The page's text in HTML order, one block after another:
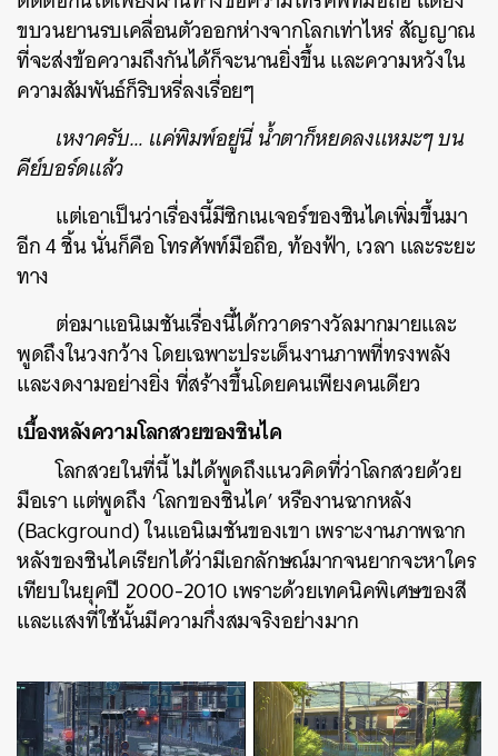
ขบวนยานรบเคลื่อนตัวออกห่างจากโลกเท่าไหร่ สัญญาณ
ที่จะส่งข้อความถึงกันได้ก็จะนานยิ่งขึ้น และความหวังใน
ความสัมพันธ์ก็ริบหรี่ลงเรื่อยๆ
เหงาครับ… แค่พิมพ์อยู่นี่ น้ำตาก็หยดลงแหมะๆ บน
คีย์บอร์ดแล้ว
แต่เอาเป็นว่าเรื่องนี้มีซิกเนเจอร์ของชินไคเพิ่มขึ้นมา
อีก 4 ชิ้น นั่นก็คือ โทรศัพท์มือถือ, ท้องฟ้า, เวลา และระยะ
ทาง
ต่อมาแอนิเมชันเรื่องนี้ได้กวาดรางวัลมากมายและ
พูดถึงในวงกว้าง โดยเฉพาะประเด็นงานภาพที่ทรงพลัง
และงดงามอย่างยิ่ง ที่สร้างขึ้นโดยคนเพียงคนเดียว
เบื้องหลังความโลกสวยของชินไค
โลกสวยในที่นี้ ไม่ได้พูดถึงแนวคิดที่ว่าโลกสวยด้วย
มือเรา แต่พูดถึง ‘โลกของชินไค’ หรืองานฉากหลัง
(Background) ในแอนิเมชันของเขา เพราะงานภาพฉาก
หลังของชินไคเรียกได้ว่ามีเอกลักษณ์มากจนยากจะหาใคร
เทียบในยุคปี 2000-2010 เพราะด้วยเทคนิคพิเศษของสี
และแสงที่ใช้นั้นมีความกึ่งสมจริงอย่างมาก